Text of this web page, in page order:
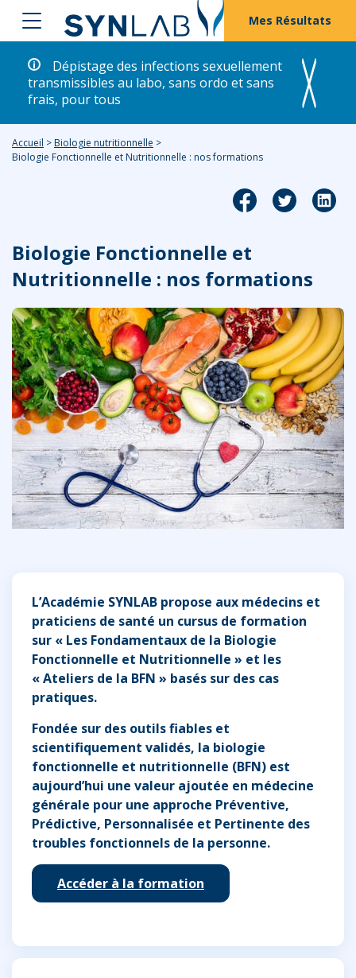
Mes Résultats
Dépistage des infections sexuellement
transmissibles au labo, sans ordo et sans
frais, pour tous
Accueil > Biologie nutritionnelle >
Biologie Fonctionnelle et Nutritionnelle : nos formations
Biologie Fonctionnelle et
Nutritionnelle : nos formations
L’Académie SYNLAB propose aux médecins et
praticiens de santé un cursus de formation
sur « Les Fondamentaux de la Biologie
Fonctionnelle et Nutritionnelle » et les
« Ateliers de la BFN » basés sur des cas
pratiques.
Fondée sur des outils fiables et
scientifiquement validés, la biologie
fonctionnelle et nutritionnelle (BFN) est
aujourd’hui une valeur ajoutée en médecine
générale pour une approche Préventive,
Prédictive, Personnalisée et Pertinente des
troubles fonctionnels de la personne.
Accéder à la formation